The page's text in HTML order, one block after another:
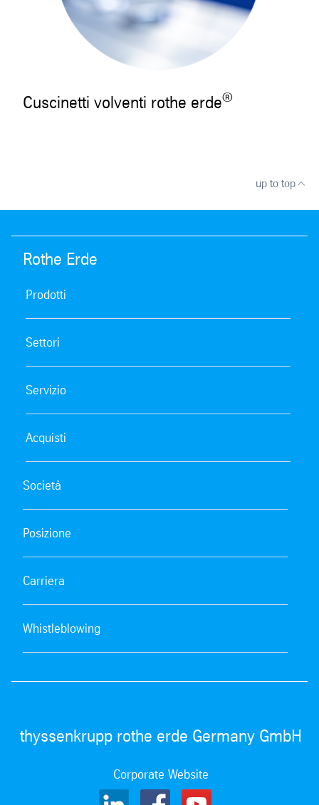
Cuscinetti volventi rothe erde®
up to top
Rothe Erde
Prodotti
Settori
Servizio
Acquisti
Società
Posizione
Carriera
Whistleblowing
thyssenkrupp rothe erde Germany GmbH
Corporate Website